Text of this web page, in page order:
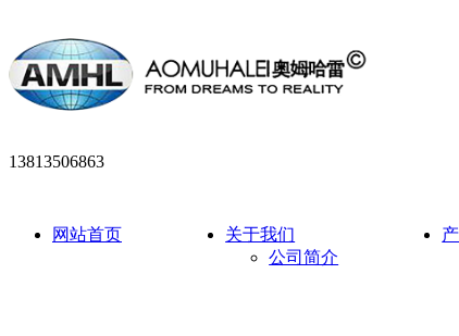
13813506863
网站首页
关于我们
公司简介